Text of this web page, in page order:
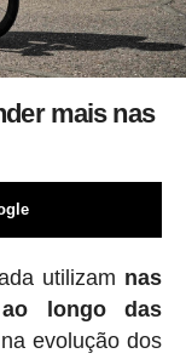
mais nas
utilizam nas
longo das
evolução dos